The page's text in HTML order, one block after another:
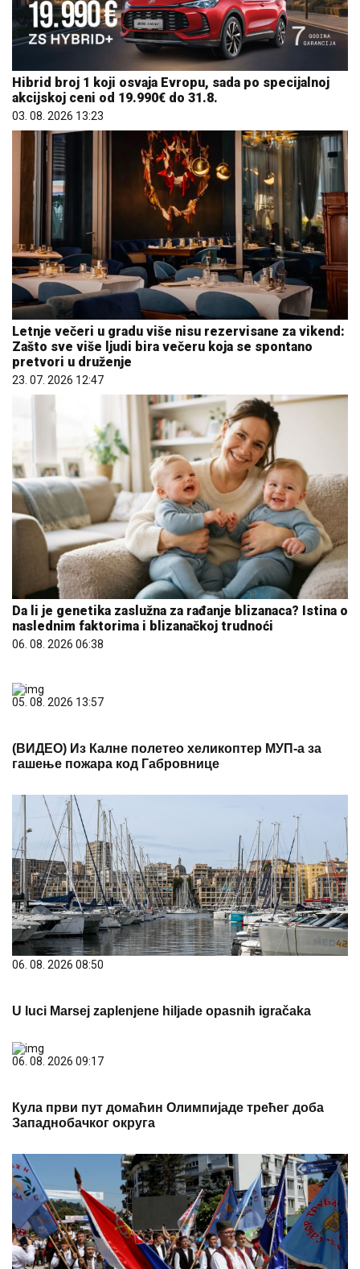
akcijskoj ceni od 19.990€ do 31.8.
03. 08. 2026 13:23
Letnje večeri u gradu više nisu rezervisane za vikend:
Zašto sve više ljudi bira večeru koja se spontano
pretvori u druženje
23. 07. 2026 12:47
Da li je genetika zaslužna za rađanje blizanaca? Istina o
naslednim faktorima i blizanačkoj trudnoći
06. 08. 2026 06:38
05. 08. 2026 13:57
гашење пожара код Габровнице
06. 08. 2026 08:50
U luci Marsej zaplenjene hiljade opasnih igračaka
Западнобачког округа
06. 08. 2026 06:32